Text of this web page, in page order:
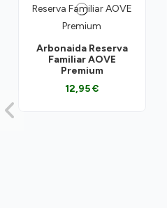
Arbonaida Reserva
Familiar AOVE
Premium
12,95 €